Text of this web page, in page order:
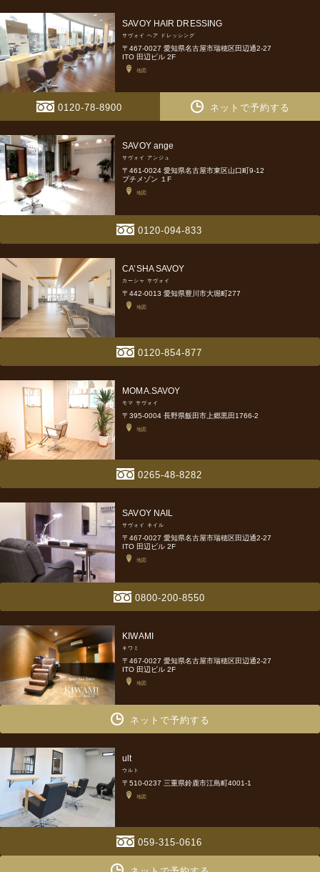
SAVOY HAIR DRESSING
サヴォイ ヘア ドレッシング
〒467-0027 愛知県名古屋市瑞穂区田辺通2-27
ITO 田辺ビル 2F
地図
0120-78-8900 ネットで予約する
SAVOY ange
サヴォイ アンジュ
〒461-0024 愛知県名古屋市東区山口町9-12
プチメゾン １F
地図
0120-094-833
CA’SHA SAVOY
カーシャ サヴォイ
〒442-0013 愛知県豊川市大堀町277
地図
0120-854-877
MOMA.SAVOY
モマ サヴォイ
〒395-0004 長野県飯田市上郷黒田1766-2
地図
0265-48-8282
SAVOY NAIL
サヴォイ ネイル
〒467-0027 愛知県名古屋市瑞穂区田辺通2-27
ITO 田辺ビル 2F
地図
0800-200-8550
KIWAMI
キワミ
〒467-0027 愛知県名古屋市瑞穂区田辺通2-27
ITO 田辺ビル 2F
地図
ネットで予約する
ult
ウルト
〒510-0237 三重県鈴鹿市江島町4001-1
地図
059-315-0616